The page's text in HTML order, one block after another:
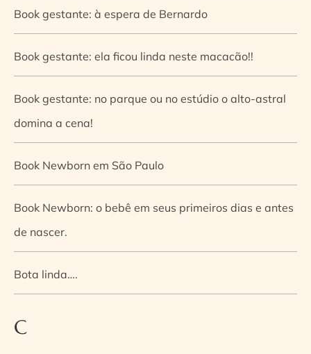
Book gestante: à espera de Bernardo
Book gestante: ela ficou linda neste macacão!!
Book gestante: no parque ou no estúdio o alto-astral
domina a cena!
Book Newborn em São Paulo
Book Newborn: o bebê em seus primeiros dias e antes
de nascer.
Bota linda….
C